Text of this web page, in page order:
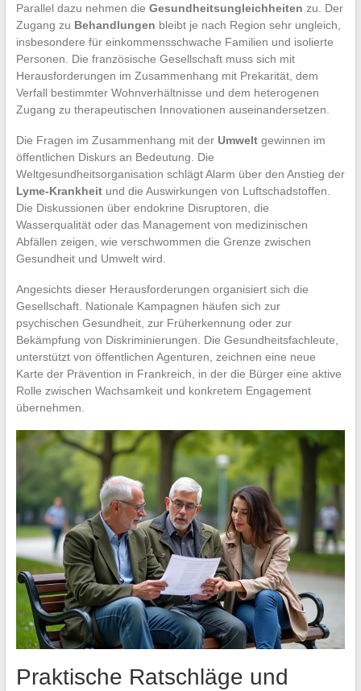
Parallel dazu nehmen die Gesundheitsungleichheiten zu. Der
Zugang zu Behandlungen bleibt je nach Region sehr ungleich,
insbesondere für einkommensschwache Familien und isolierte
Personen. Die französische Gesellschaft muss sich mit
Herausforderungen im Zusammenhang mit Prekarität, dem
Verfall bestimmter Wohnverhältnisse und dem heterogenen
Zugang zu therapeutischen Innovationen auseinandersetzen.
Die Fragen im Zusammenhang mit der Umweltgewinnen im
öffentlichen Diskurs an Bedeutung. Die
Weltgesundheitsorganisation schlägt Alarm über den Anstieg der
Lyme-Krankheitund die Auswirkungen von Luftschadstoffen.
Die Diskussionen über endokrine Disruptoren, die
Wasserqualität oder das Management von medizinischen
Abfällen zeigen, wie verschwommen die Grenze zwischen
Gesundheit und Umwelt wird.
Angesichts dieser Herausforderungen organisiert sich die
Gesellschaft. Nationale Kampagnen häufen sich zur
psychischen Gesundheit, zur Früherkennung oder zur
Bekämpfung von Diskriminierungen. Die Gesundheitsfachleute,
unterstützt von öffentlichen Agenturen, zeichnen eine neue
Karte der Prävention in Frankreich, in der die Bürger eine aktive
Rolle zwischen Wachsamkeit und konkretem Engagement
übernehmen.
Praktische Ratschläge und